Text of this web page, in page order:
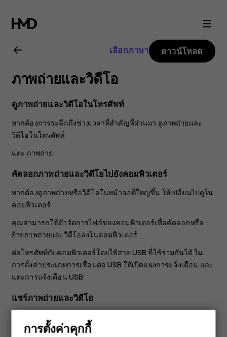
คู่มือ
ผู้
ใช้
Nokia
3.2
เลือกภาษา ดาวน์โหลด
ภาพถ่ายและวิดีโอ
ดูภาพถ่ายและวิดีโอในโทรศัพท์
หากต้องการระลึกถึงช่วงเวลาที่สำคัญที่ผ่านมา ดูภาพถ่ายและ
วิดีโอในโทรศัพท์
แตะภาพถ่าย
คัดลอกภาพถ่ายและวิดีโอไปยังคอมพิวเตอร์
หากต้องดูภาพถ่ายหรือวิดีโอในหน้าจอที่ใหญ่ขึ้น ให้เปลี่ยนไปดูใน
คอมพิวเตอร์
คุณสามารถใช้ตัวจัดการไฟล์ของคอมพิวเตอร์เพื่อคัดลอกหรือ
ย้ายภาพถ่ายและวิดีโอลงในคอมพิวเตอร์
ต่อโทรศัพท์กับคอมพิวเตอร์โดยใช้สาย USB ที่ใช้ร่วมกันได้ ใน
การตั้งค่าประเภทการเชื่อมต่อ USB ให้เปิดแผงการแจ้งเตือน และ
แตะการแจ้งเตือน USB
แชร์ภาพถ่ายและวิดีโอ
อย่างรวดเร็วและง่ายดาย
การตั้งค่าคุกกี้